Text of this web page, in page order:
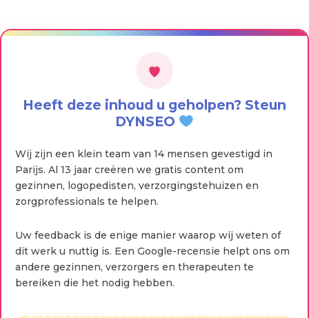
Heeft deze inhoud u geholpen? Steun
DYNSEO
Wij zijn een klein team van 14 mensen gevestigd in
Parijs. Al 13 jaar creëren we gratis content om
gezinnen, logopedisten, verzorgingstehuizen en
zorgprofessionals te helpen.
Uw feedback is de enige manier waarop wij weten of
dit werk u nuttig is. Een Google-recensie helpt ons om
andere gezinnen, verzorgers en therapeuten te
bereiken die het nodig hebben.